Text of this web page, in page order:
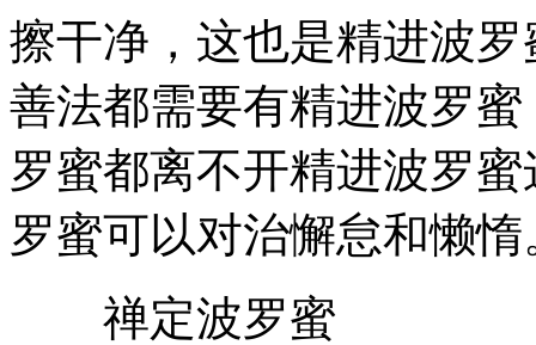
擦干净，这也是精进波
善法都需要有精进波罗
罗蜜都离不开精进波罗
罗蜜可以对治懈怠和懒惰
禅定波罗蜜